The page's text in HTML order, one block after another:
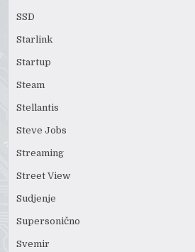
SSD
Starlink
Startup
Steam
Stellantis
Steve Jobs
Streaming
Street View
Sudjenje
Supersonično
Svemir